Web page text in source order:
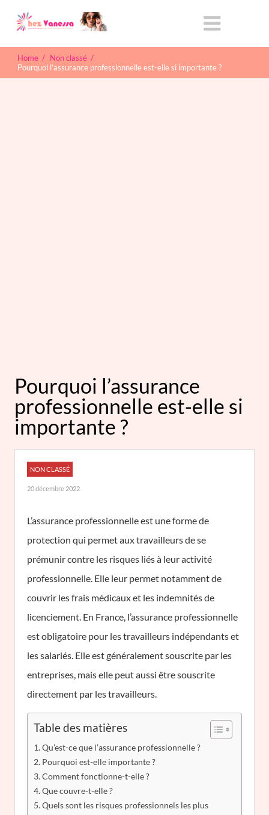
Home / Non classé /
Pourquoi l’assurance professionnelle est-elle si importante ?
Pourquoi l’assurance
professionnelle est-elle si
importante ?
NON CLASSÉ
20 décembre 2022
L’assurance professionnelle est une forme de
protection qui permet aux travailleurs de se
prémunir contre les risques liés à leur activité
professionnelle. Elle leur permet notamment de
couvrir les frais médicaux et les indemnités de
licenciement. En France, l’assurance professionnelle
est obligatoire pour les travailleurs indépendants et
les salariés. Elle est généralement souscrite par les
entreprises, mais elle peut aussi être souscrite
directement par les travailleurs.
Table des matières
Qu’est-ce que l’assurance professionnelle ?
Pourquoi est-elle importante ?
Comment fonctionne-t-elle ?
Que couvre-t-elle ?
Quels sont les risques professionnels les plus